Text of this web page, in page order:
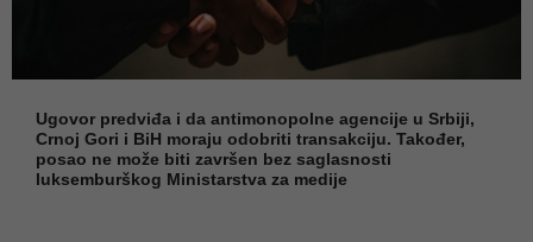
Ugovor predviđa i da antimonopolne agencije u Srbiji,
Crnoj Gori i BiH moraju odobriti transakciju. Također,
posao ne može biti završen bez saglasnosti
luksemburškog Ministarstva za medije